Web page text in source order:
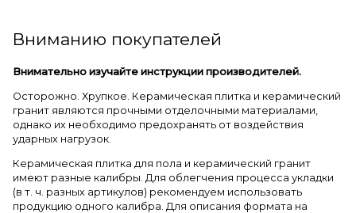
Вниманию покупателей
Внимательно изучайте инструкции производителей.
Осторожно. Хрупкое. Керамическая плитка и керамический
гранит являются прочными отделочными материалами,
однако их необходимо предохранять от воздействия
ударных нагрузок.
Керамическая плитка для пола и керамический гранит
имеют разные калибры. Для облегчения процесса укладки
(в т. ч. разных артикулов) рекомендуем использовать
продукцию одного калибра. Для описания формата на